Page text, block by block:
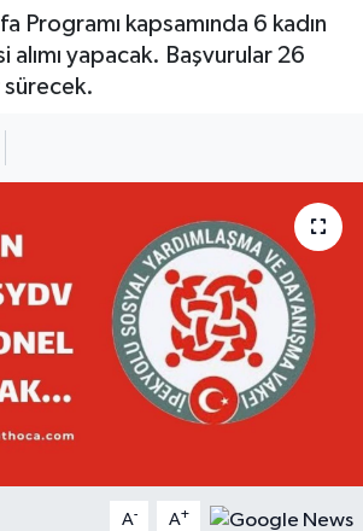
Programı kapsamında 6 kadın
yapacak. Başvurular 26
sürecek.
A- A+